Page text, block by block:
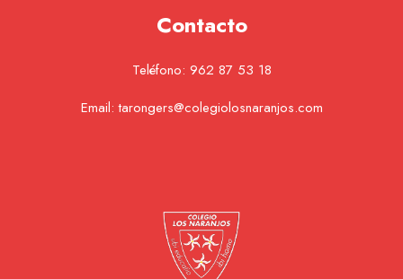
Contacto
Teléfono: 962 87 53 18
Email:tarongers@colegiolosnaranjos.com